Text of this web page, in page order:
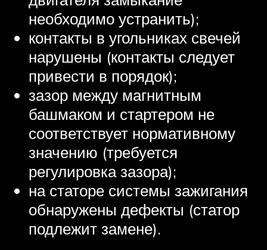
необходимо устранить);
контакты в угольниках свечей
нарушены (контакты следует
привести в порядок);
зазор между магнитным
башмаком и стартером не
соответствует нормативному
значению (требуется
регулировка зазора);
на статоре системы зажигания
обнаружены дефекты (статор
подлежит замене).